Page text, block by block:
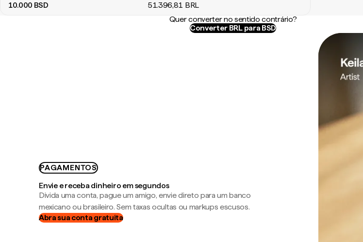
10.000 BSD 51.396,81 BRL
Quer converter no sentido contrário?
Converter BRL para BSD
PAGAMENTOS
Envie e receba dinheiro em segundos
Divida uma conta, pague um amigo, envie direto para um banco
mexicano ou brasileiro. Sem taxas ocultas ou markups escusos.
Abra sua conta gratuita